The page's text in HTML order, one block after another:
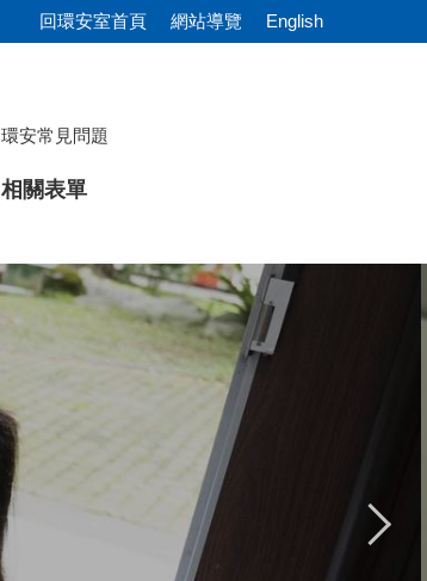
回環安室首頁 網站導覽 English
環安常見問題
相關表單